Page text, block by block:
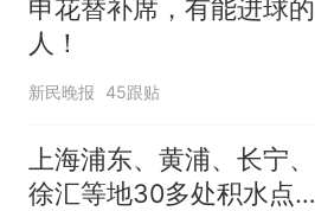
申花替补席，有能进球的
人！
新民晚报 45跟贴
上海浦东、黄浦、长宁、
徐汇等地30多处积水点正